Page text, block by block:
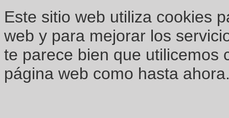
Este sitio web utiliza cookies
web y para mejorar los
te parece bien que utilicemos
página web como hasta